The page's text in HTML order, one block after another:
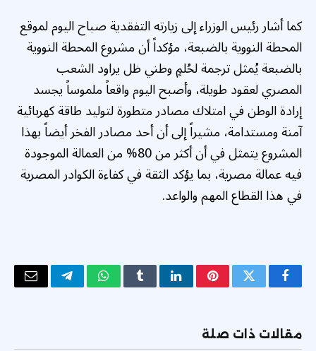
كما أشار رئيس الوزراء إلى زيارته التفقدية صباح اليوم لموقع
المحطة النووية بالضبعة، مؤكداً أن مشروع المحطة النووية
بالضبعة يُمثل ترجمة لحُلمٍ وطني ظل يراود الشعب
المصري لعقود طويلة، وأصبح اليوم واقعاً ملموساً يجسد
إرادة الوطن في امتلاك مصادر متطورة لتوليد طاقة كهربائية
آمنة ومستدامة، مشيراً إلى أن أحد مصادر الفخر أيضاً بهذا
المشروع يتمثل في أن أكثر من 80% من العمالة الموجودة
فيه عمالة مصرية، بما يؤكد الثقة في كفاءة الكوادر المصرية
في هذا القطاع المهم والواعد.
فيسبوكتويتر بينتيريستلينكدإنTumblrواتسابتيلقرامالبريد
مقالات ذات صلة